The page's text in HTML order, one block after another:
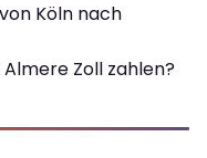
Köln nach
Zoll zahlen?